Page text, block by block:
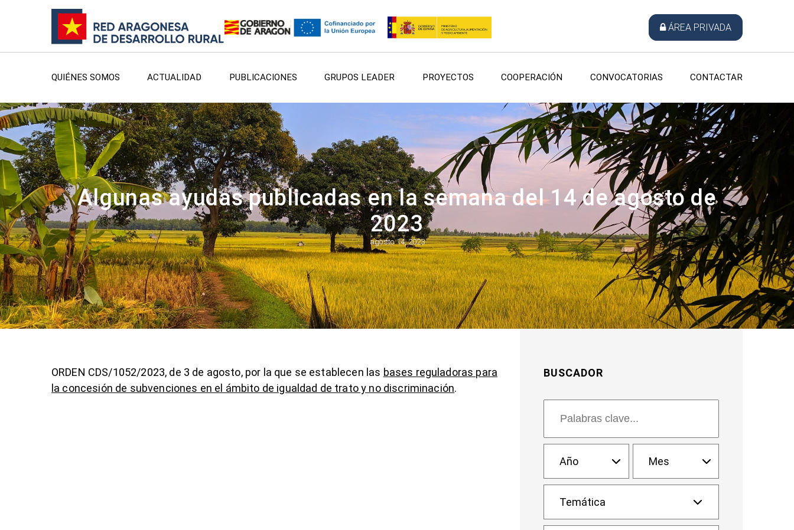
ÁREA PRIVADA
QUIÉNES SOMOS ACTUALIDAD PUBLICACIONES GRUPOS LEADER PROYECTOS COOPERACIÓN CONVOCATORIAS CONTACTAR
Algunas ayudas publicadas en la semana del 14 de agosto de
2023
agosto 14, 2023
ORDEN CDS/1052/2023, de 3 de agosto, por la que se establecen las bases reguladoras para
la concesión de subvenciones en el ámbito de igualdad de trato y no discriminación.
BUSCADOR